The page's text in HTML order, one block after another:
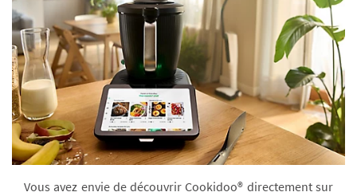
Vous avez envie de découvrir Cookidoo® directement sur